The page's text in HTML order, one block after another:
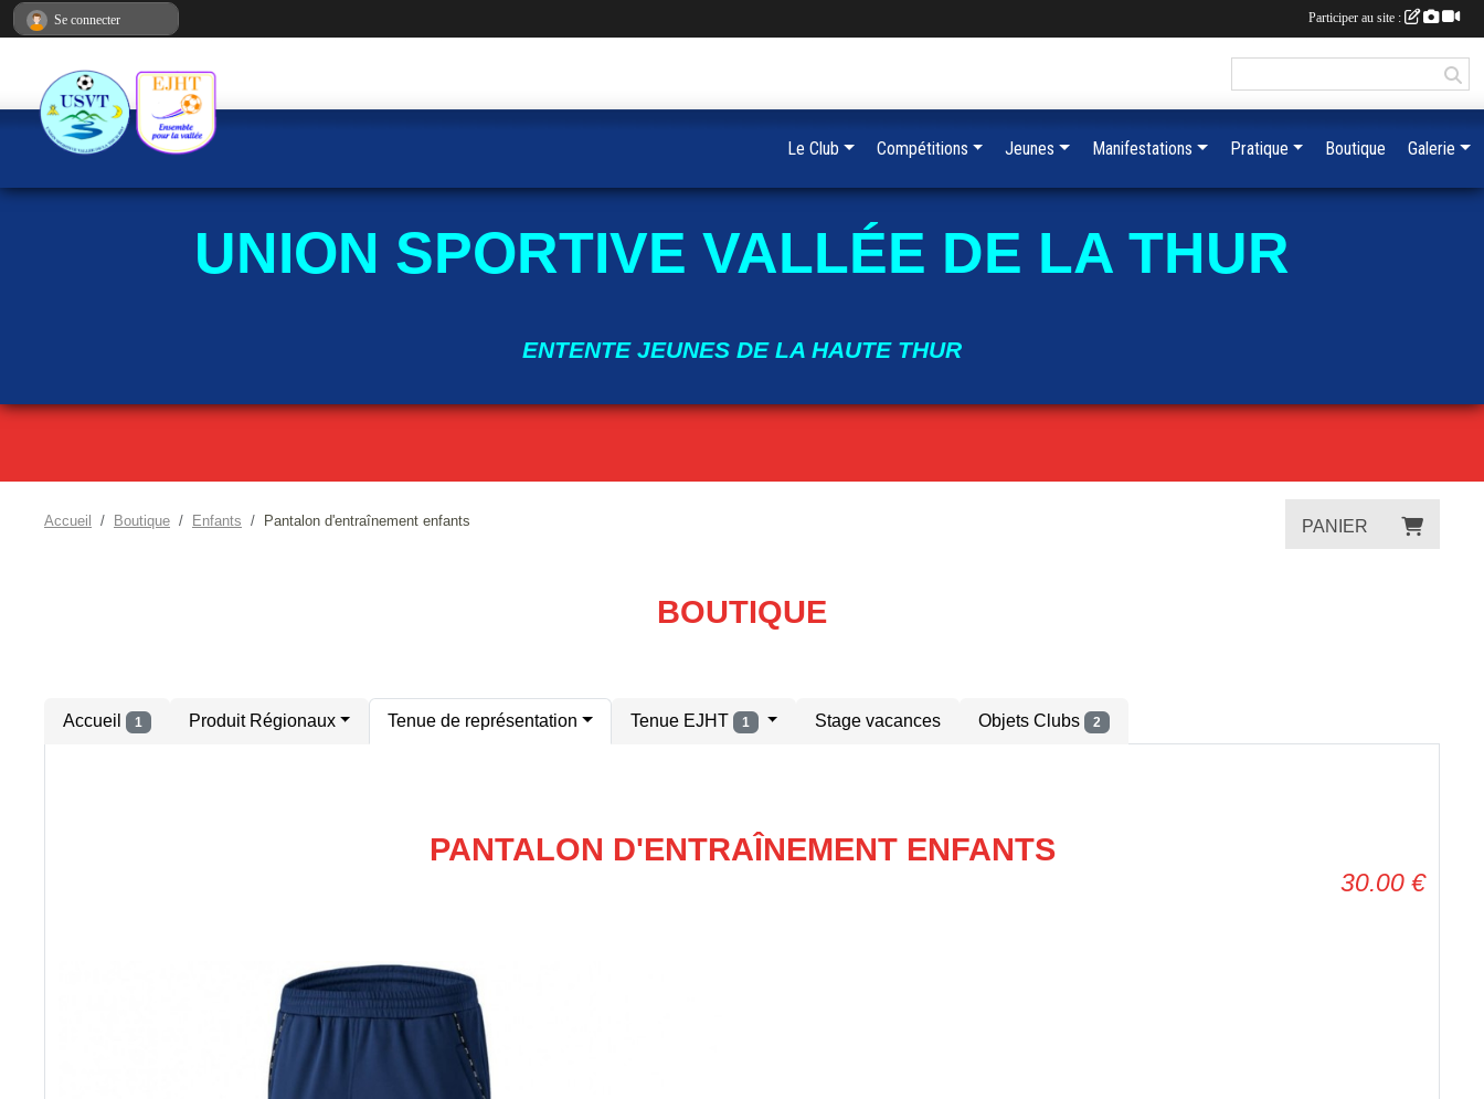
UNION SPORTIVE VALLÉE DE LA THUR
ENTENTE JEUNES DE LA HAUTE THUR
Accueil Boutique Enfants Pantalon d'entraînement enfants PANIER
BOUTIQUE
Accueil 1 Produit Régionaux Tenue de représentation Tenue EJHT 1 Stage vacances Objets Clubs 2
PANTALON D'ENTRAÎNEMENT ENFANTS
30.00 €
Le Club Compétitions Jeunes Manifestations Pratique Boutique Galerie
Se connecter Participer au site :
Panneau de gestion des cookies